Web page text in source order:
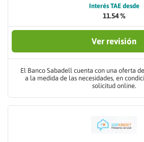
Interés TAE desde
11.54 %
Ver revisión
El Banco Sabadell cuenta con una oferta
a la medida de las necesidades, en
solicitud online.